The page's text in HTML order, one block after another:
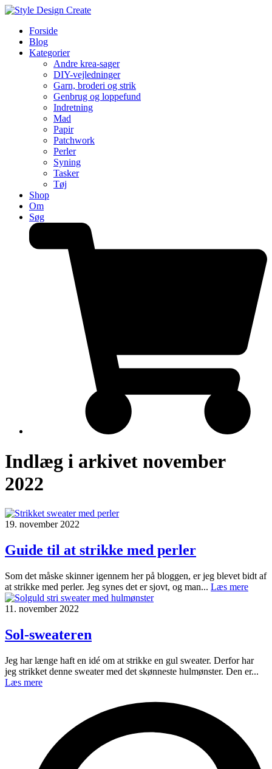
Forside
Blog
Kategorier
Andre krea-sager
DIY-vejledninger
Garn, broderi og strik
Genbrug og loppefund
Indretning
Mad
Papir
Patchwork
Perler
Syning
Tasker
Tøj
Shop
Om
Søg
Indlæg i arkivet november
2022
19. november 2022
Guide til at strikke med perler
Som det måske skinner igennem her på bloggen, er jeg blevet bidt af
at strikke med perler. Jeg synes det er sjovt, og man... Læs mere
11. november 2022
Sol-sweateren
Jeg har længe haft en idé om at strikke en gul sweater. Derfor har
jeg strikket denne sweater med det skønneste hulmønster. Den er...
Læs mere